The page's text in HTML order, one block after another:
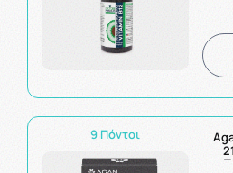
9 Πόντοι